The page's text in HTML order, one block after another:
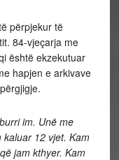
përpjekur të
84-vjeçarja me
është ekzekutuar
hapjen e arkivave
im. Unë me
12 vjet. Kam
jam kthyer. Kam